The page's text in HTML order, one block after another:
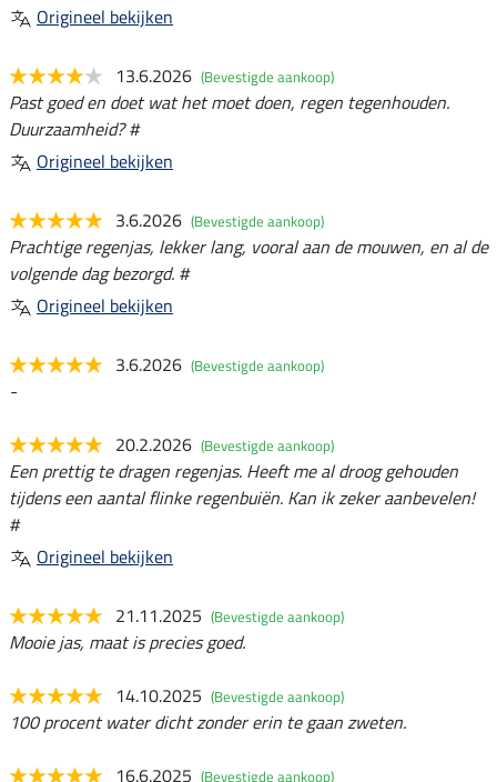
Origineel bekijken
13.6.2026 (Bevestigde aankoop)
Past goed en doet wat het moet doen, regen tegenhouden.
Duurzaamheid? #
Origineel bekijken
3.6.2026 (Bevestigde aankoop)
Prachtige regenjas, lekker lang, vooral aan de mouwen, en al de
volgende dag bezorgd. #
Origineel bekijken
3.6.2026 (Bevestigde aankoop)
-
20.2.2026 (Bevestigde aankoop)
Een prettig te dragen regenjas. Heeft me al droog gehouden
tijdens een aantal flinke regenbuiën. Kan ik zeker aanbevelen!
#
Origineel bekijken
21.11.2025 (Bevestigde aankoop)
Mooie jas, maat is precies goed.
14.10.2025 (Bevestigde aankoop)
100 procent water dicht zonder erin te gaan zweten.
16.6.2025 (Bevestigde aankoop)